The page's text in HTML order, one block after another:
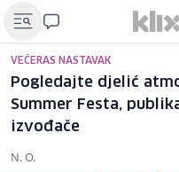
VEČERAS NASTAVAK
Pogledajte djelić
Summer Festa,
izvođače
N. O.